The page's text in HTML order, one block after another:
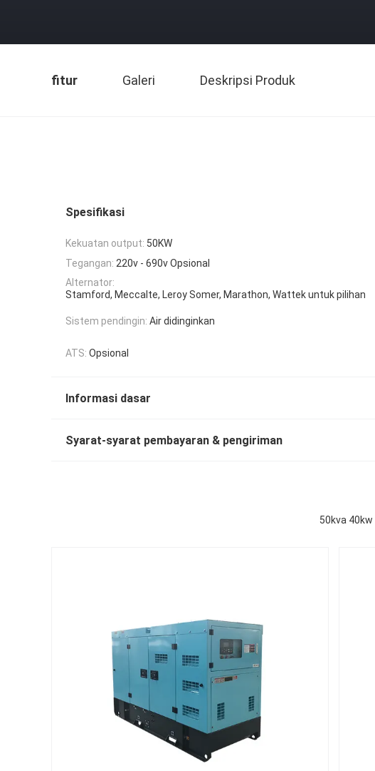
fitur Galeri Deskripsi Produk
Spesifikasi
Kekuatan output: 50KW
Tegangan: 220v - 690v Opsional
Alternator:
Stamford, Meccalte, Leroy Somer, Marathon, Wattek untuk pilihan
Sistem pendingin: Air didinginkan
ATS: Opsional
Informasi dasar
Syarat-syarat pembayaran & pengiriman
50kva